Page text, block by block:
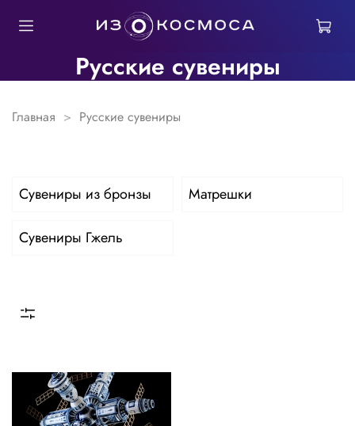
Русские сувениры
Главная Русские сувениры
Сувениры из бронзы Матрешки
Сувениры Гжель